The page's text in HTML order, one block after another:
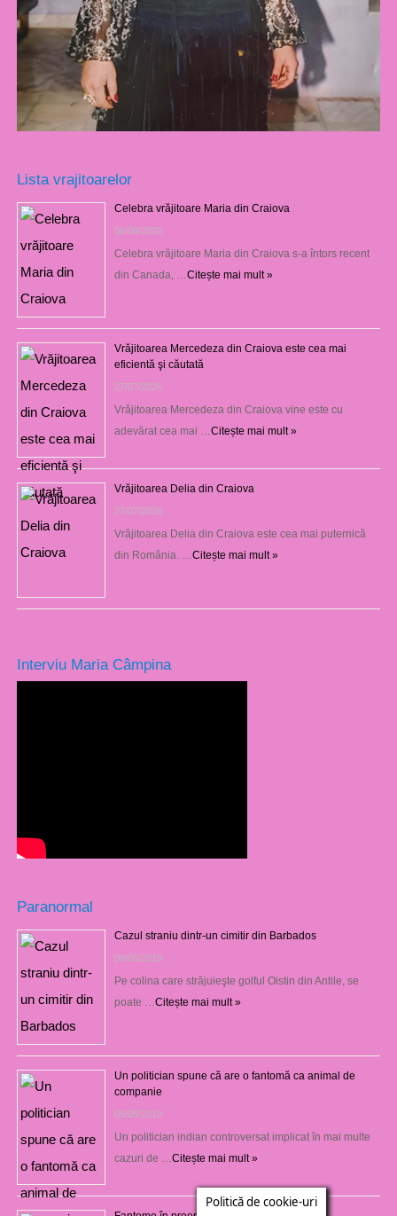
Lista vrajitoarelor
Celebra vrăjitoare Maria din Craiova
06/08/2026
Celebra vrăjitoare Maria din Craiova s-a întors recent
din Canada, … Citește mai mult »
Vrăjitoarea Mercedeza din Craiova este cea mai
eficientă şi căutată
27/07/2026
Vrăjitoarea Mercedeza din Craiova vine este cu
adevărat cea mai … Citește mai mult »
Vrăjitoarea Delia din Craiova
27/07/2026
Vrăjitoarea Delia din Craiova este cea mai puternică
din România. … Citește mai mult »
Interviu Maria Câmpina
Paranormal
Cazul straniu dintr-un cimitir din Barbados
06/05/2019
Pe colina care străjuieşte golful Oistin din Antile, se
poate … Citește mai mult »
Un politician spune că are o fantomă ca animal de
companie
05/05/2019
Un politician indian controversat implicat în mai multe
cazuri de … Citește mai mult »
Politică de cookie-uri